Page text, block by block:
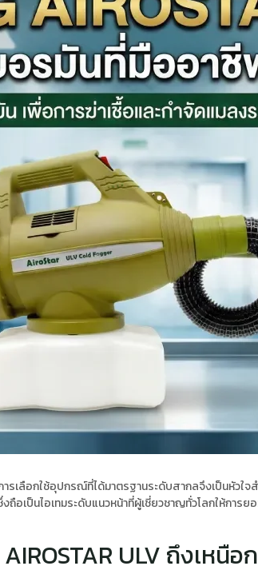
เลือกใช้อุปกรณ์ที่ได้มาตรฐานระดับสากลจึงเป็นหัวใ
งถือเป็นไอเทมระดับแนวหน้าที่ผู้เชี่ยวชาญทั่วโลกให้กา
ULV ถึงเหนือ